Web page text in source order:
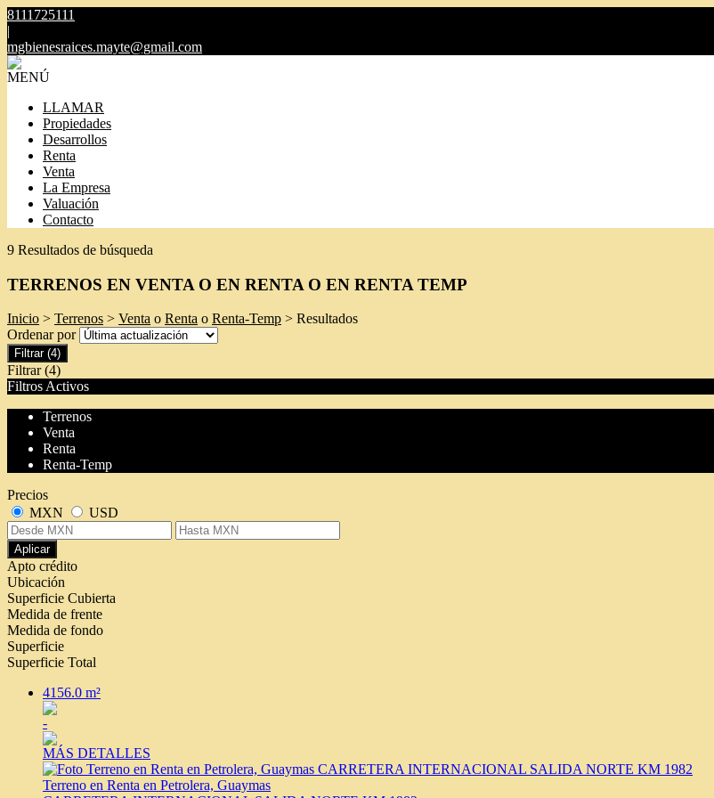
8111725111
|
mgbienesraices.mayte@gmail.com
MENÚ
LLAMAR
Propiedades
Desarrollos
Renta
Venta
La Empresa
Valuación
Contacto
9 Resultados de búsqueda
TERRENOS EN VENTA O EN RENTA O EN RENTA TEMP
Inicio > Terrenos > Venta o Renta o Renta-Temp > Resultados
Ordenar por
Filtrar (4)
Filtrar (4)
Filtros Activos
Terrenos
Venta
Renta
Renta-Temp
Precios
MXN
USD
Aplicar
Apto crédito
Ubicación
Superficie Cubierta
Medida de frente
Medida de fondo
Superficie
Superficie Total
4156.0 m²
-
MÁS DETALLES
Terreno en Renta en Petrolera, Guaymas